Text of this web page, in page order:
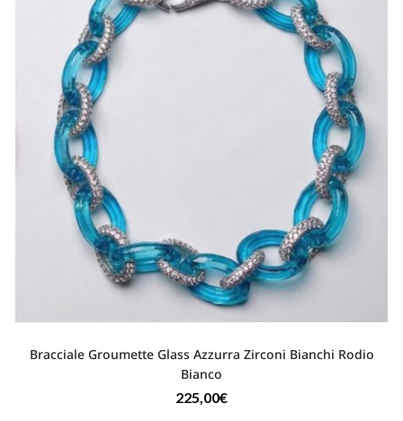
Bracciale Groumette Glass Azzurra Zirconi Bianchi Rodio
Bianco
225,00€